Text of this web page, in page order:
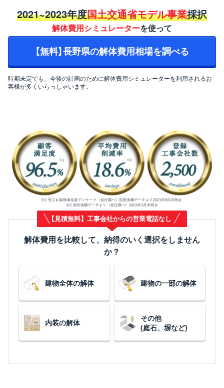
2021~2023年度国土交通省モデル事業採択
解体費用シミュレーターを使って
【無料】長野県の解体費用相場を調べる
時期未定でも、今後の計画のために解体費用シミュレーターを利用されるお
客様が多くいらっしゃいます。
【見積無料】工事会社からの営業電話なし
解体費用を比較して、納得のいく選択をしません
か？
建物全体の解体 建物の一部の解体
内装の解体
その他
(庭石、塀など)